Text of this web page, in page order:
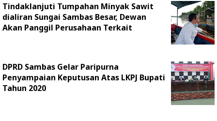
Tindaklanjuti Tumpahan Minyak Sawit
dialiran Sungai Sambas Besar, Dewan
Akan Panggil Perusahaan Terkait
DPRD Sambas Gelar Paripurna
Penyampaian Keputusan Atas LKPJ Bupati
Tahun 2020